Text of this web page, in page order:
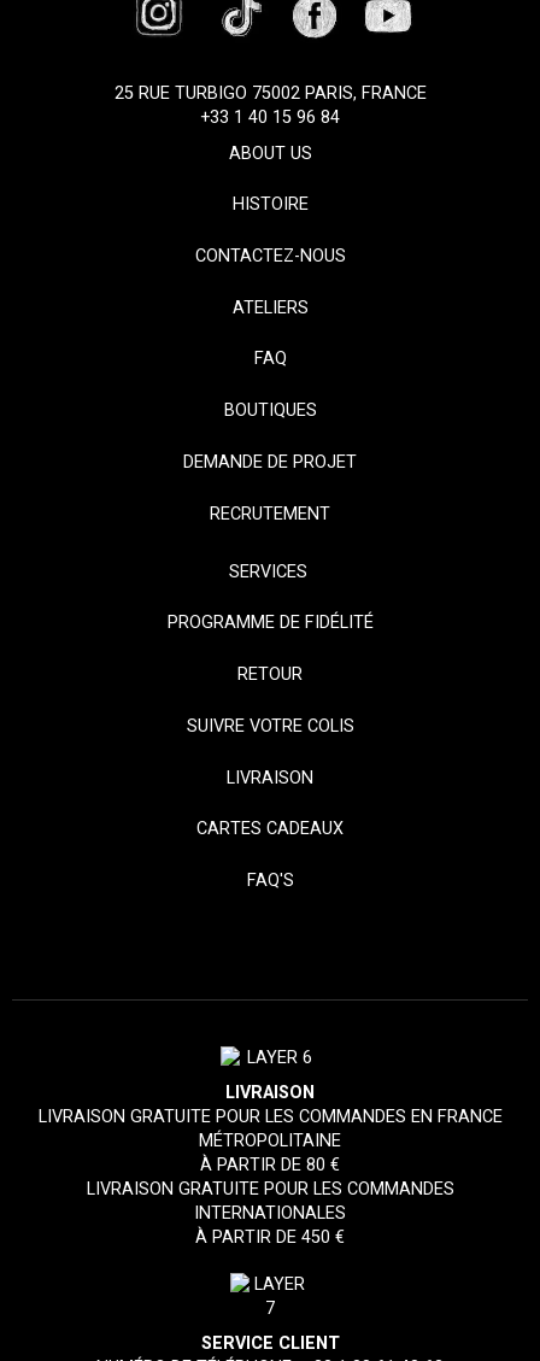
25 RUE TURBIGO 75002 PARIS, FRANCE
+33 1 40 15 96 84
ABOUT US
HISTOIRE
CONTACTEZ-NOUS
ATELIERS
FAQ
BOUTIQUES
DEMANDE DE PROJET
RECRUTEMENT
SERVICES
PROGRAMME DE FIDÉLITÉ
RETOUR
SUIVRE VOTRE COLIS
LIVRAISON
CARTES CADEAUX
FAQ'S
LIVRAISON
LIVRAISON GRATUITE POUR LES COMMANDES EN FRANCE
MÉTROPOLITAINE
À PARTIR DE 80 €
LIVRAISON GRATUITE POUR LES COMMANDES
INTERNATIONALES
À PARTIR DE 450 €
SERVICE CLIENT